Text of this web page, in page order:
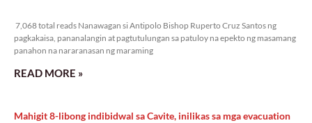
7,068 total reads Nanawagan si Antipolo Bishop Ruperto Cruz Santos ng
pagkakaisa, pananalangin at pagtutulungan sa patuloy na epekto ng masamang
panahon na nararanasan ng maraming
READ MORE »
Mahigit 8-libong indibidwal sa Cavite, inilikas sa mga evacuation